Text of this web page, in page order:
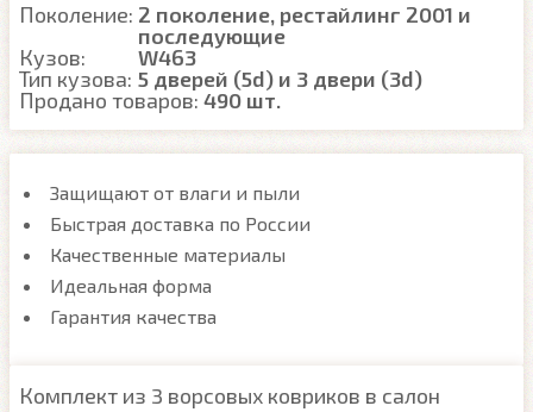
Поколение: 2 поколение, рестайлинг 2001 и
последующие
Кузов:
W463
Тип кузова: 5 дверей (5d) и 3 двери (3d)
Продано товаров: 490 шт.
Защищают от влаги и пыли
Быстрая доставка по России
Качественные материалы
Идеальная форма
Гарантия качества
Комплект из 3 ворсовых ковриков в салон